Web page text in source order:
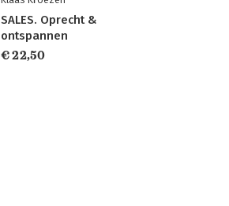
SALES. Oprecht &
ontspannen
€ 22,50